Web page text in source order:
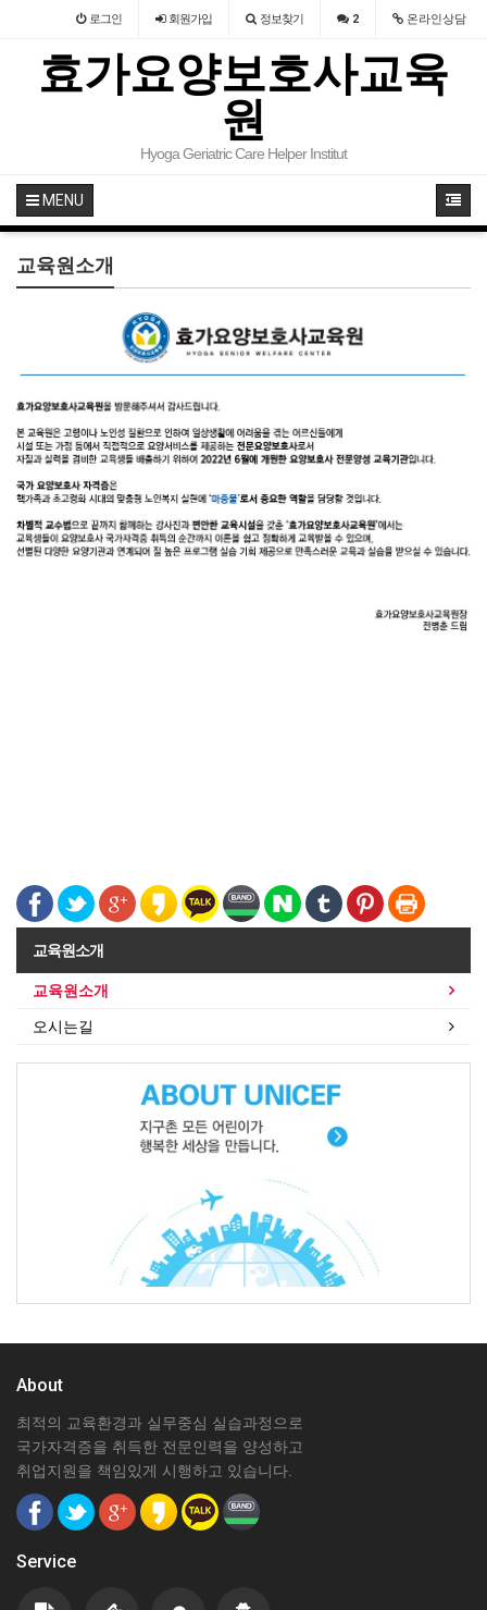
로그인 회원가입 정보찾기 2 온라인상담
효가요양보호사교육
원
Hyoga Geriatric Care Helper Institut
MENU
교육원소개
교육원소개
교육원소개
오시는길
About
최적의 교육환경과 실무중심 실습과정으로
국가자격증을 취득한 전문인력을 양성하고
취업지원을 책임있게 시행하고 있습니다.
Service